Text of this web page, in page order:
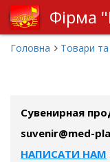
Фірма
Головна Товари та
Сувенирная
suvenir@med-
НАПИСАТИ НАМ